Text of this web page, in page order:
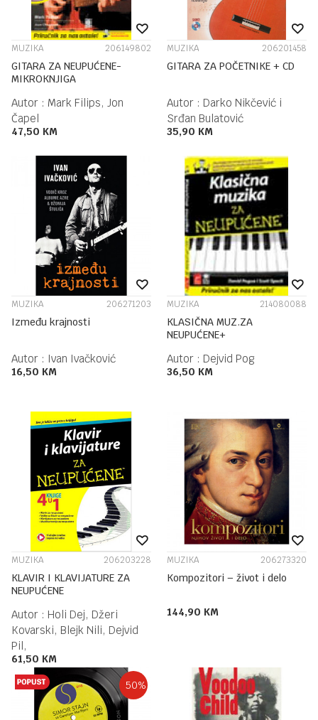
MUZIKA 206149802
GITARA ZA NEUPUĆENE-
MIKROKNJIGA
Autor : Mark Filips, Jon
Čapel
47,50 KM
MUZIKA 206201458
GITARA ZA POČETNIKE + CD
Autor : Darko Nikčević i
Srđan Bulatović
35,90 KM
MUZIKA 206271203
Između krajnosti
Autor : Ivan Ivačković
16,50 KM
MUZIKA 214080088
KLASIČNA MUZ.ZA
NEUPUĆENE+
Autor : Dejvid Pog
36,50 KM
MUZIKA 206203228
KLAVIR I KLAVIJATURE ZA
NEUPUĆENE
Autor : Holi Dej, Džeri
Kovarski, Blejk Nili, Dejvid
Pil,
61,50 KM
MUZIKA 206273320
Kompozitori – život i delo
144,90 KM
50%